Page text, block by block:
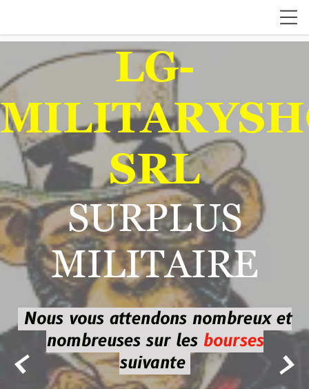
 
LG-
SRL
SURPLUS
MILITAIRE
Nous vous attendons nombreux et
nombreuses sur les bourses
suivante